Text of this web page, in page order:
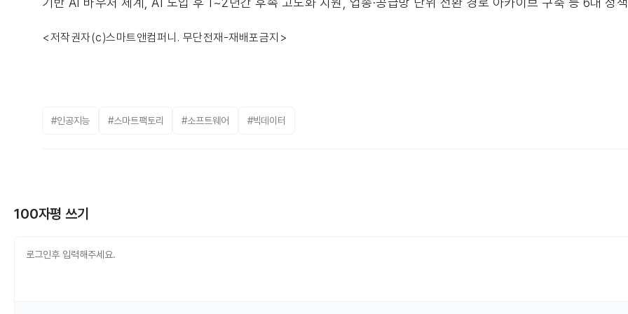
<저작권자(c)스마트앤컴퍼니. 무단전재-재배포금지>
#인공지능 #스마트팩토리 #소프트웨어 #빅데이터
100자평 쓰기